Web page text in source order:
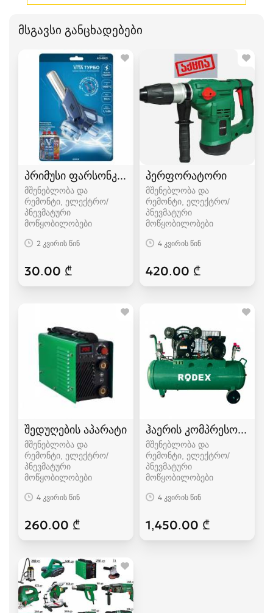
მსგავსი განცხადებები
პრიმუსი ფარსონკა ფუსფუსა
მშენებლობა და
რემონტი, ელექტრო/
პნევმატური
მოწყობილობები
2 კვირის წინ
30.00 ₾
პერფორატორი
მშენებლობა და
რემონტი, ელექტრო/
პნევმატური
მოწყობილობები
4 კვირის წინ
420.00 ₾
შედუღების აპარატი
მშენებლობა და
რემონტი, ელექტრო/
პნევმატური
მოწყობილობები
4 კვირის წინ
260.00 ₾
ჰაერის კომპრესორი
მშენებლობა და
რემონტი, ელექტრო/
პნევმატური
მოწყობილობები
4 კვირის წინ
1,450.00 ₾